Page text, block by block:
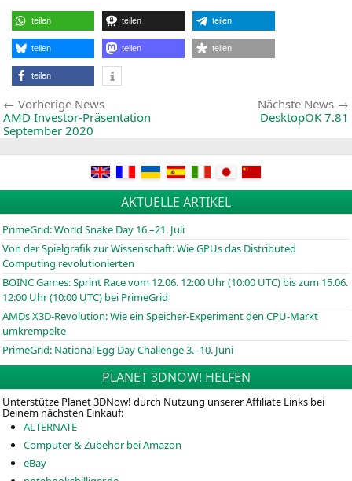
teilen teilen teilen
teilen teilen teilen
teilen
Beitragsnavigation
Vorherige NewsVorherige
News:
AMD Investor-Präsentation
September 2020
Nächste News
DesktopOK 7.81
AKTUELLE ARTIKEL
PrimeGrid: World Snake Day 16.–21. Juli
Von der Spielgrafik zur Wissenschaft: Wie GPUs das Distributed
Computing revolutionierten
BOINCGames: Sprint Race vom 12.06. 12:00 Uhr (10:00 UTC) bis zum 15.06.
12:00 Uhr (10:00 UTC) bei PrimeGrid
AMDs X3D-Revolution: Wie ein Speicher-Experiment den CPU-Markt
umkrempelte
PrimeGrid: National Egg Day Challenge 3.–10. Juni
PLANET 3DNOW! HELFEN
Unterstütze Planet 3DNow! durch Nutzung unserer Affiliate Links bei
Deinem nächsten Einkauf:
ALTERNATE
Computer & Zubehör bei Amazon
eBay